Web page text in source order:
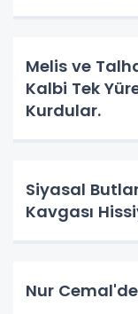
Melis ve
Kalbi Tek
Kurdular.
Siyasal
Kavgası
Nur